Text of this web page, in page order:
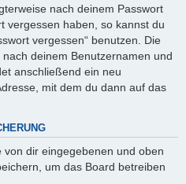
nach deinem Passwort
vergessen haben, so kannst du
vergessen“ benutzen. Die
deinem Benutzernamen und
anschließend ein neu
mit dem du dann auf das
dir eingegebenen und oben
um das Board betreiben